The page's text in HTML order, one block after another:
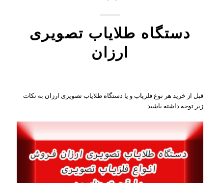
دستگاه طلایاب تصویری
ارزان
قبل از خرید هر نوع فلزیاب و یا دستگاه طلایاب تصویری ارزان به نکات
زیر توجه داشته باشید